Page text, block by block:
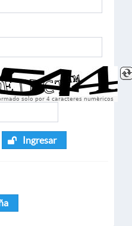
solo por 4 caracteres numèricos
Ingresar